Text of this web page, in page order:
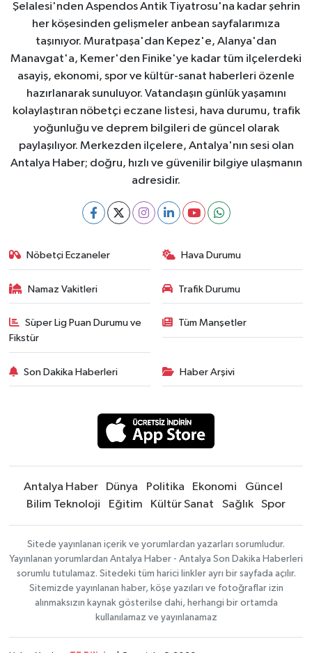
Şelalesi'nden Aspendos Antik Tiyatrosu'na kadar şehrin
her köşesinden gelişmeler anbean sayfalarımıza
taşınıyor. Muratpaşa'dan Kepez'e, Alanya'dan
Manavgat'a, Kemer'den Finike'ye kadar tüm ilçelerdeki
asayiş, ekonomi, spor ve kültür-sanat haberleri özenle
hazırlanarak sunuluyor. Vatandaşın günlük yaşamını
kolaylaştıran nöbetçi eczane listesi, hava durumu, trafik
yoğunluğu ve deprem bilgileri de güncel olarak
paylaşılıyor. Merkezden ilçelere, Antalya'nın sesi olan
Antalya Haber; doğru, hızlı ve güvenilir bilgiye ulaşmanın
adresidir.
Nöbetçi Eczaneler Hava Durumu
Namaz Vakitleri Trafik Durumu
Süper Lig Puan Durumu ve
Fikstür
Tüm Manşetler
Son Dakika Haberleri Haber Arşivi
Antalya Haber Dünya Politika Ekonomi
Güncel
Bilim Teknoloji
Eğitim Kültür Sanat Sağlık Spor
Sitede yayınlanan içerik ve yorumlardan yazarları sorumludur.
Yayınlanan yorumlardan Antalya Haber - Antalya Son Dakika Haberleri
sorumlu tutulamaz. Sitedeki tüm harici linkler ayrı bir sayfada açılır.
Sitemizde yayınlanan haber, köşe yazıları ve fotoğraflar izin
alınmaksızın kaynak gösterilse dahi, herhangi bir ortamda
kullanılamaz ve yayınlanamaz